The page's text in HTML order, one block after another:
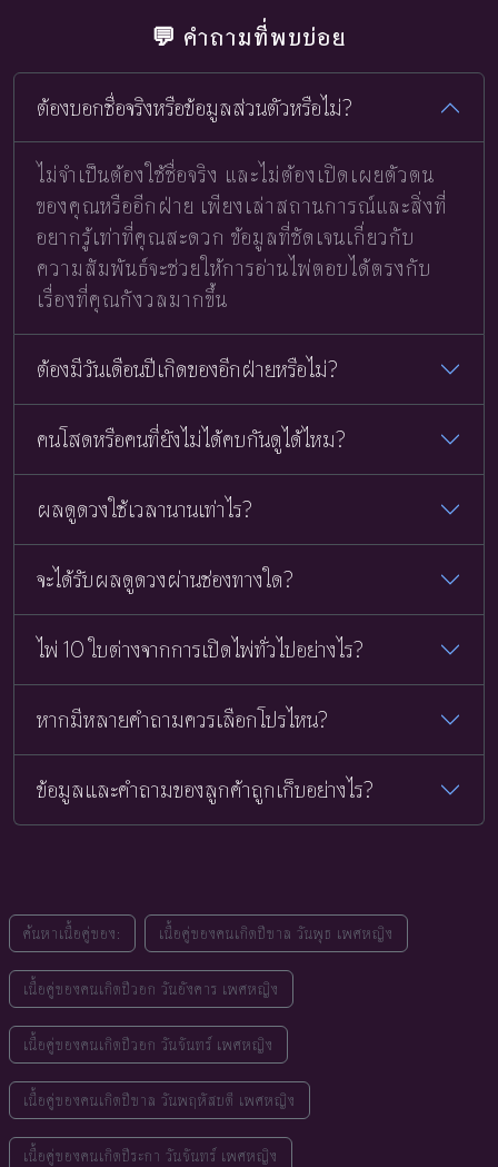
💬 คำถามที่พบบ่อย
ต้องบอกชื่อจริงหรือข้อมูลส่วนตัวหรือไม่?
ไม่จำเป็นต้องใช้ชื่อจริง และไม่ต้องเปิดเผยตัวตน
ของคุณหรืออีกฝ่าย เพียงเล่าสถานการณ์และสิ่งที่
อยากรู้เท่าที่คุณสะดวก ข้อมูลที่ชัดเจนเกี่ยวกับ
ความสัมพันธ์จะช่วยให้การอ่านไพ่ตอบได้ตรงกับ
เรื่องที่คุณกังวลมากขึ้น
ต้องมีวันเดือนปีเกิดของอีกฝ่ายหรือไม่?
คนโสดหรือคนที่ยังไม่ได้คบกันดูได้ไหม?
ผลดูดวงใช้เวลานานเท่าไร?
จะได้รับผลดูดวงผ่านช่องทางใด?
ไพ่ 10 ใบต่างจากการเปิดไพ่ทั่วไปอย่างไร?
หากมีหลายคำถามควรเลือกโปรไหน?
ข้อมูลและคำถามของลูกค้าถูกเก็บอย่างไร?
ค้นหาเนื้อคู่ของ: เนื้อคู่ของคนเกิดปีขาล วันพุธ เพศหญิง
เนื้อคู่ของคนเกิดปีวอก วันอังคาร เพศหญิง
เนื้อคู่ของคนเกิดปีวอก วันจันทร์ เพศหญิง
เนื้อคู่ของคนเกิดปีขาล วันพฤหัสบดี เพศหญิง
เนื้อคู่ของคนเกิดปีระกา วันจันทร์ เพศหญิง